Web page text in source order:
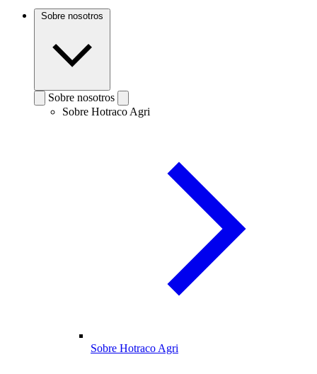
Sobre nosotros
Sobre nosotros
Sobre Hotraco Agri
Sobre Hotraco Agri